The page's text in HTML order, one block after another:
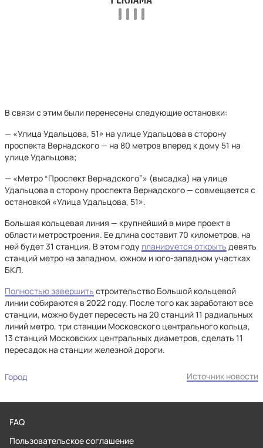
В связи с этим были перенесены следующие остановки:
— «Улица Удальцова, 51» на улице Удальцова в сторону
проспекта Вернадского — на 80 метров вперед к дому 51 на
улице Удальцова;
— «Метро “Проспект Вернадского”» (высадка) на улице
Удальцова в сторону проспекта Вернадского — совмещается с
остановкой «Улица Удальцова, 51».
Большая кольцевая линия — крупнейший в мире проект в
области метростроения. Ее длина составит 70 километров, на
ней будет 31 станция. В этом году планируется открыть девять
станций метро на западном, южном и юго-западном участках
БКЛ.
Полностью завершить строительство Большой кольцевой
линии собираются в 2022 году. После того как заработают все
станции, можно будет пересесть на 20 станций 11 радиальных
линий метро, три станции Московского центрального кольца,
13 станций Московских центральных диаметров, сделать 11
пересадок на станции железной дороги.
Город Источник новости
FAQ
Пользовательское соглашение